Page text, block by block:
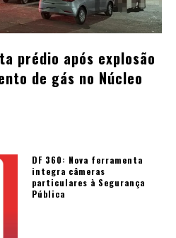
prédio após explosão
de gás no Núcleo
DF 360: Nova ferramenta
integra câmeras
particulares à Segurança
Pública